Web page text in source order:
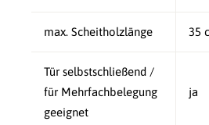
max. Scheitholzlänge 35
Tür selbstschließend /
für Mehrfachbelegung
geeignet
ja